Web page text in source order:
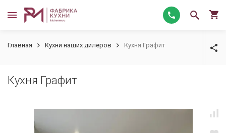
Главная Кухни наших дилеров Кухня Графит
Кухня Графит